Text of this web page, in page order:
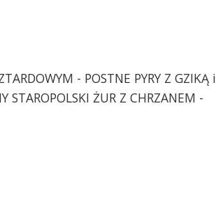
- POSTNE PYRY Z GZIKĄ i
STAROPOLSKI ŻUR Z CHRZANEM -